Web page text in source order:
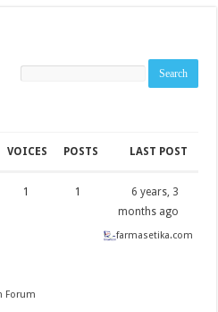
VOICES POSTS LAST POST
Forum
1 1
6 years, 3
months ago
farmasetika.com